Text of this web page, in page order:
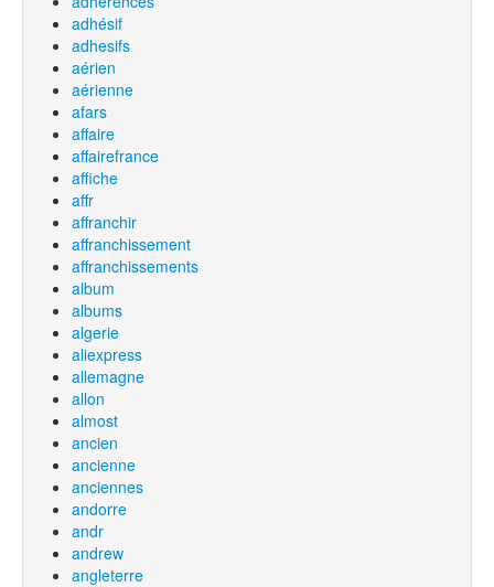
adhésif
adhesifs
aérien
aérienne
afars
affaire
affairefrance
affiche
affr
affranchir
affranchissement
affranchissements
album
albums
algerie
aliexpress
allemagne
allon
almost
ancien
ancienne
anciennes
andorre
andr
andrew
angleterre